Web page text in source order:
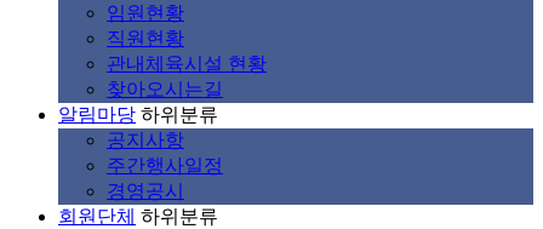
임원현황
직원현황
관내체육시설 현황
찾아오시는길
알림마당 하위분류
공지사항
주간행사일정
경영공시
회원단체 하위분류